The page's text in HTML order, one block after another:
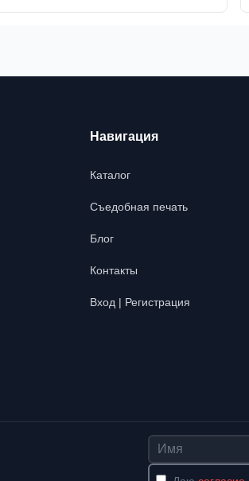
Навигация
Каталог
Съедобная печать
Блог
Контакты
Вход | Регистрация
Имя